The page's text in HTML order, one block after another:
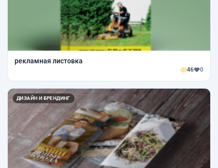
рекламная листовка
46 0
ДИЗАЙН И БРЕНДИНГ